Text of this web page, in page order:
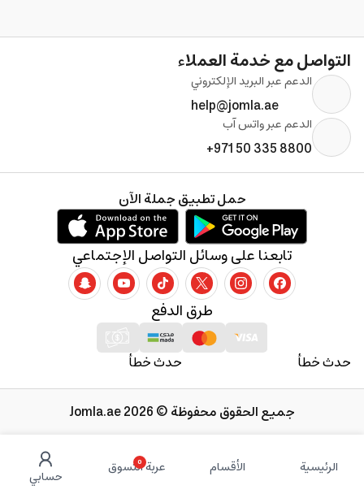
الرئيسية الأقسام 0
عربة التسوق حسابي
التواصل مع خدمة العملاء
الدعم عبر البريد الإلكتروني
help@jomla.ae
الدعم عبر واتس آب
+971 50 335 8800
حدث خطأ حدث خطأ
طرق الدفع
تابعنا على وسائل التواصل الإجتماعي
حمل تطبيق جملة الآن
جميع الحقوق محفوظة © 2026 Jomla.ae